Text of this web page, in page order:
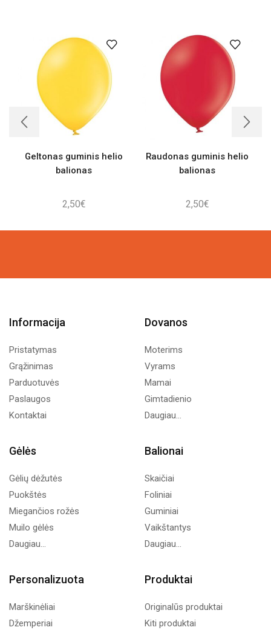
Geltonas guminis helio
balionas
2,50€
Raudonas guminis helio
balionas
2,50€
Informacija
Pristatymas
Grąžinimas
Parduotuvės
Paslaugos
Kontaktai
Dovanos
Moterims
Vyrams
Mamai
Gimtadienio
Daugiau...
Gėlės
Gėlių dėžutės
Puokštės
Miegančios rožės
Muilo gėlės
Daugiau...
Balionai
Skaičiai
Foliniai
Guminiai
Vaikštantys
Daugiau...
Personalizuota
Marškinėliai
Džemperiai
Produktai
Originalūs produktai
Kiti produktai